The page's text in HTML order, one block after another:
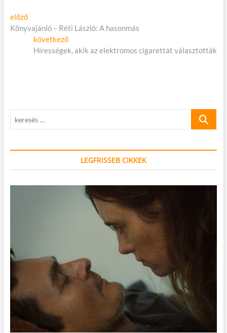
Bejegyzés
navigáció
előzőElőző
cikk:
Könyvajánló – Réti László: A hasonmás
következőKövetkező
cikk:
Hírességek, akik az elektromos cigarettát választották
keresés
LEGFRISSEB CIKKEK